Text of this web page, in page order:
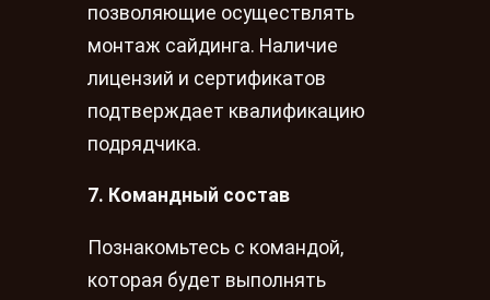
позволяющие осуществлять
монтаж сайдинга. Наличие
лицензий и сертификатов
подтверждает квалификацию
подрядчика.
7. Командный состав
Познакомьтесь с командой,
которая будет выполнять